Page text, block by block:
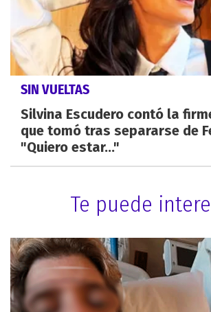
SIN VUELTAS
Silvina Escudero contó la
que tomó tras separarse de
"Quiero estar..."
Te puede